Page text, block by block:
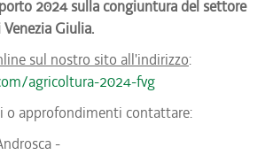
2024 sulla congiuntura del settore
Giulia.
sul nostro sito all'indirizzo:
agricoltura-2024-fvg
o approfondimenti contattare:
-